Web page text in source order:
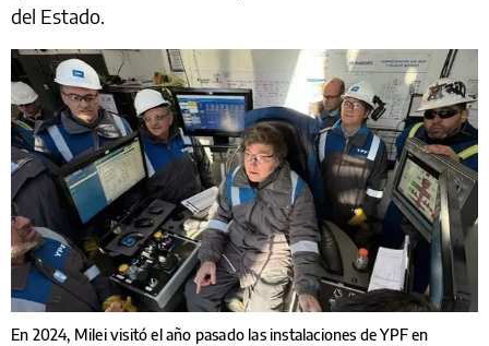
del Estado.
En 2024, Milei visitó el año pasado las instalaciones de YPF en